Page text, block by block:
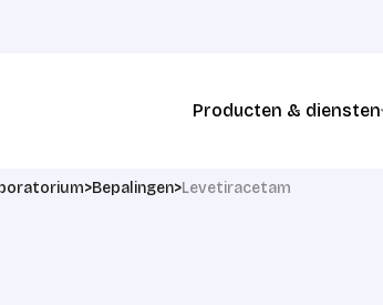
Producten & diensten
>Bepalingen>Levetiracetam